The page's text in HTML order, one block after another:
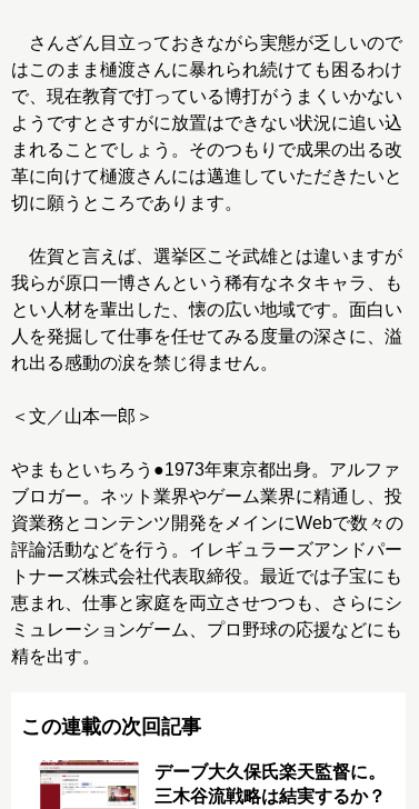
さんざん目立っておきながら実態が乏しいので
はこのまま樋渡さんに暴れられ続けても困るわけ
で、現在教育で打っている博打がうまくいかない
ようですとさすがに放置はできない状況に追い込
まれることでしょう。そのつもりで成果の出る改
革に向けて樋渡さんには邁進していただきたいと
切に願うところであります。
佐賀と言えば、選挙区こそ武雄とは違いますが
我らが原口一博さんという稀有なネタキャラ、も
とい人材を輩出した、懐の広い地域です。面白い
人を発掘して仕事を任せてみる度量の深さに、溢
れ出る感動の涙を禁じ得ません。
＜文／山本一郎＞
やまもといちろう●1973年東京都出身。アルファ
ブロガー。ネット業界やゲーム業界に精通し、投
資業務とコンテンツ開発をメインにWebで数々の
評論活動などを行う。イレギュラーズアンドパー
トナーズ株式会社代表取締役。最近では子宝にも
恵まれ、仕事と家庭を両立させつつも、さらにシ
ミュレーションゲーム、プロ野球の応援などにも
精を出す。
この連載の次回記事
デーブ大久保氏楽天監督に。
三木谷流戦略は結実するか？